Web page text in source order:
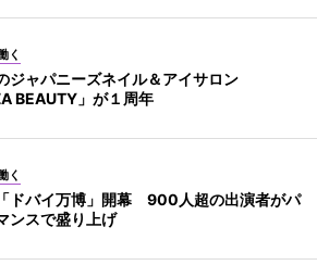
く
ジャパニーズネイル＆アイサロン
BEAUTY」が１周年
く
ドバイ万博」開幕 900人超の出演者がパ
ンスで盛り上げ